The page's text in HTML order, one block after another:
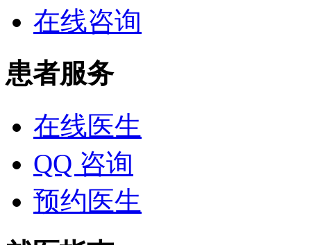
在线咨询
患者服务
在线医生
QQ 咨询
预约医生